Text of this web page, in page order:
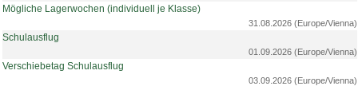
Mögliche Lagerwochen (individuell je Klasse)
31.08.2026(Europe/Vienna)
Schulausflug
01.09.2026(Europe/Vienna)
Verschiebetag Schulausflug
03.09.2026(Europe/Vienna)